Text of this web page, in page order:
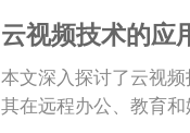
云视频技术的应
本文深入探讨了云视
其在远程办公、教育